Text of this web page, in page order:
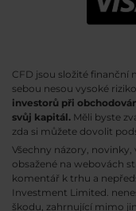
CFD jsou složité finanční
sebou nesou vysoké
investorů při
svůj kapitál. Měli byste
zda si můžete dovolit
Všechny názory,
obsažené na webovách
komentář k trhu a
Investment Limited.
škodu, zahrnující mimo